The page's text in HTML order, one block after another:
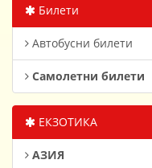
Билети
Автобусни билети
Самолетни билети
ЕКЗОТИКА
АЗИЯ